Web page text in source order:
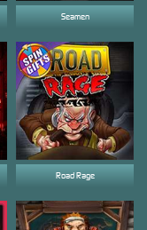
Seamen
Road Rage